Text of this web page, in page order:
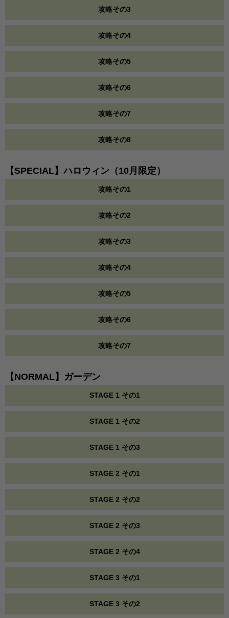
攻略その3
攻略その4
攻略その5
攻略その6
攻略その7
攻略その8
【SPECIAL】ハロウィン（10月限定）
攻略その1
攻略その2
攻略その3
攻略その4
攻略その5
攻略その6
攻略その7
【NORMAL】ガーデン
STAGE 1 その1
STAGE 1 その2
STAGE 1 その3
STAGE 2 その1
STAGE 2 その2
STAGE 2 その3
STAGE 2 その4
STAGE 3 その1
STAGE 3 その2